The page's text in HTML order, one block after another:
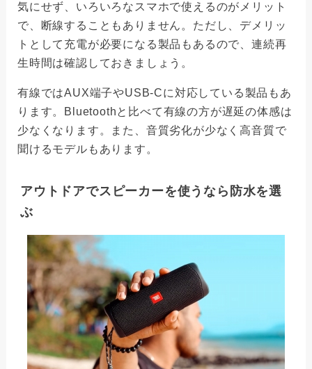
気にせず、いろいろなスマホで使えるのがメリット
で、断線することもありません。ただし、デメリッ
トとして充電が必要になる製品もあるので、連続再
生時間は確認しておきましょう。
有線ではAUX端子やUSB-Cに対応している製品もあ
ります。Bluetoothと比べて有線の方が遅延の体感は
少なくなります。また、音質劣化が少なく高音質で
聞けるモデルもあります。
アウトドアでスピーカーを使うなら防水を選
ぶ